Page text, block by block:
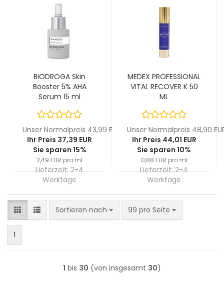
BIODROGA Skin
Booster 5% AHA
Serum 15 ml
Unser Normalpreis 43,99 EUR
Ihr Preis 37,39 EUR
Sie sparen 15%
2,49 EUR pro ml
Lieferzeit: 2-4
Werktage
MEDEX PROFESSIONAL
VITAL RECOVER K 50
ML
Unser Normalpreis 48,90
Ihr Preis 44,01 EUR
Sie sparen 10%
0,88 EUR pro ml
Lieferzeit: 2-4
Werktage
Sortieren nach
Sortieren nach 99 pro Seite
pro Seite
1
1 bis 30 (von insgesamt 30)